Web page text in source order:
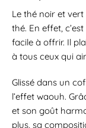
Le thé noir et vert
thé. En effet,
facile à offrir. Il
à tous ceux qui
Glissé dans un
l’effet waouh.
et son goût
plus, sa